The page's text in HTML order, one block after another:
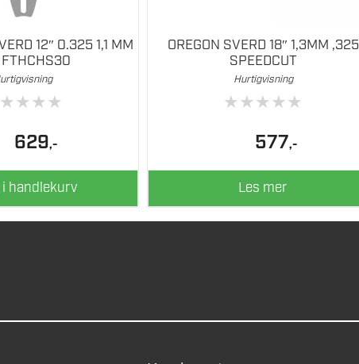
12″ 0.325 1,1 MM
FTHCHS30
★★★★
629,-
i handlekurv
OREGON SVERD 18″ 1,3MM ,325
SPEEDCUT
Hurtigvisning
★★★★★
577,-
Les mer